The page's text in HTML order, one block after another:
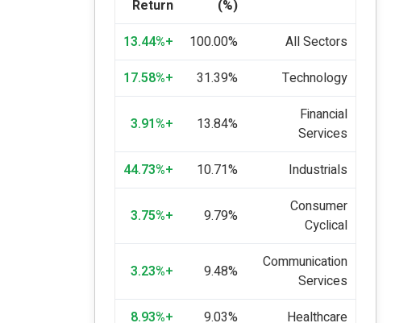
(%)
Return
All Sectors
100.00%
+13.44%
Technology
31.39%
+17.58%
Financial
Services
13.84%
+3.91%
Industrials
10.71%
+44.73%
Consumer
Cyclical
9.79%
+3.75%
Communication
Services
9.48%
+3.23%
Healthcare
9.03%
+8.93%